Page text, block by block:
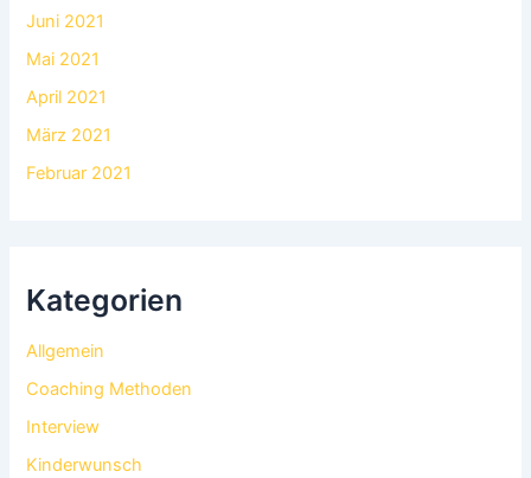
Juni 2021
Mai 2021
April 2021
März 2021
Februar 2021
Kategorien
Allgemein
Coaching Methoden
Interview
Kinderwunsch